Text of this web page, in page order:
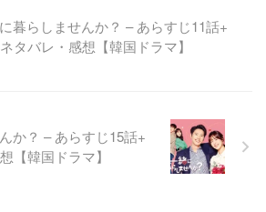
暮らしませんか？ – あらすじ11話+
タバレ・感想【韓国ドラマ】
か？ – あらすじ15話+
【韓国ドラマ】